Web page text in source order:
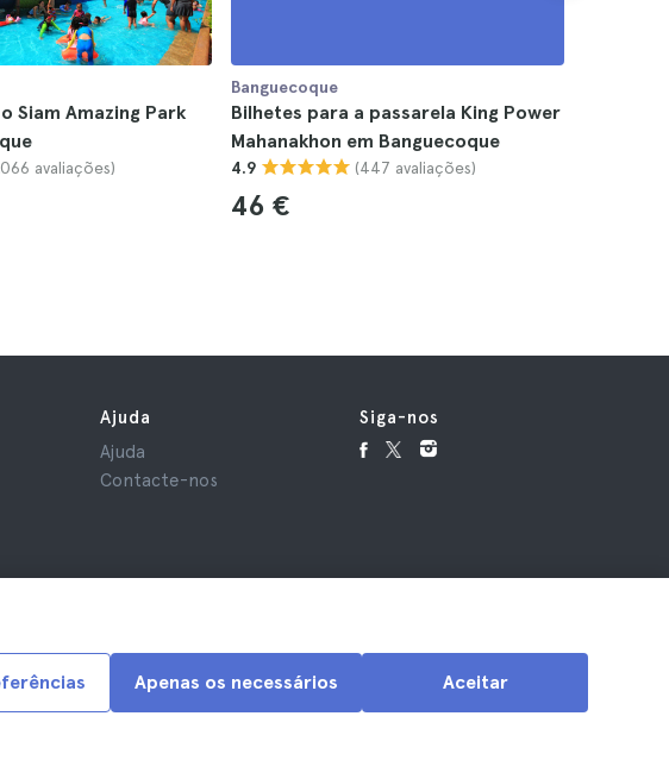
Siam Amazing Park
avaliações)
Banguecoque
Bilhetes para a passarela King Power
Mahanakhon em Banguecoque
4.9 (447 avaliações)
46 €
Aceitar
Apenas os necessários
Ajuda
Ajuda
Contacte-nos
Siga-nos